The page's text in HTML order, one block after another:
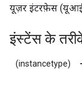
यूज़र इंटरफ़ेस
इंस्टेंस के
(instancetype) -